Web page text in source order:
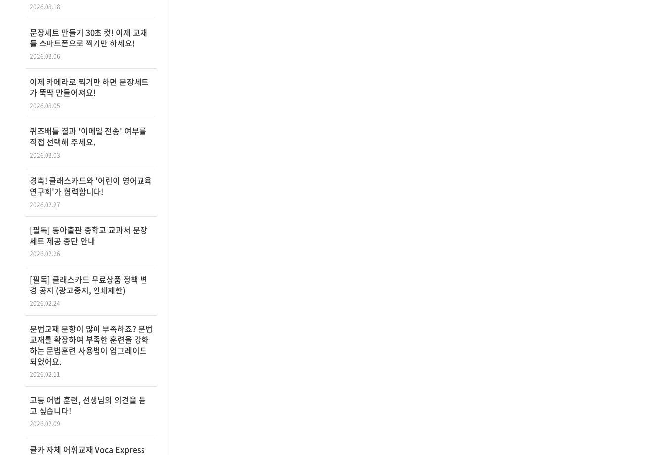
2026.03.18
문장세트 만들기 30초 컷! 이제 교재
를 스마트폰으로 찍기만 하세요!
2026.03.06
이제 카메라로 찍기만 하면 문장세트
가 뚝딱 만들어져요!
2026.03.05
퀴즈배틀 결과 '이메일 전송' 여부를
직접 선택해 주세요.
2026.03.03
경축! 클래스카드와 '어린이 영어교육
연구회'가 협력합니다!
2026.02.27
[필독] 동아출판 중학교 교과서 문장
세트 제공 중단 안내
2026.02.26
[필독] 클래스카드 무료상품 정책 변
경 공지 (광고중지, 인쇄제한)
2026.02.24
문법교재 문항이 많이 부족하죠? 문법
교재를 확장하여 부족한 훈련을 강화
하는 문법훈련 사용법이 업그레이드
되었어요.
2026.02.11
고등 어법 훈련, 선생님의 의견을 듣
고 싶습니다!
2026.02.09
클카 자체 어휘교재 Voca Express